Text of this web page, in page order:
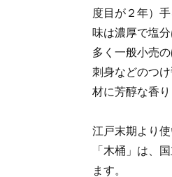
度目が２年）
味は濃厚で塩
多く一般小売
刺身などのつ
材に芳醇な香り
江戸末期より
「木桶」は、
ます。